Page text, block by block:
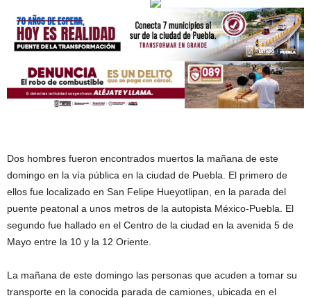
Dos hombres fueron encontrados muertos la mañana de este
domingo en la vía pública en la ciudad de Puebla. El primero de
ellos fue localizado en San Felipe Hueyotlipan, en la parada del
puente peatonal a unos metros de la autopista México-Puebla. El
segundo fue hallado en el Centro de la ciudad en la avenida 5 de
Mayo entre la 10 y la 12 Oriente.
La mañana de este domingo las personas que acuden a tomar su
transporte en la conocida parada de camiones, ubicada en el